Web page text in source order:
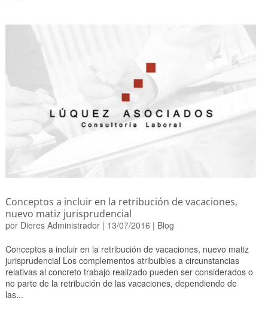
Conceptos a incluir en la retribución de vacaciones,
nuevo matiz jurisprudencial
por Dieres Administrador| 13/07/2016 | Blog
Conceptos a incluir en la retribución de vacaciones, nuevo matiz
jurisprudencial Los complementos atribuibles a circunstancias
relativas al concreto trabajo realizado pueden ser considerados o
no parte de la retribución de las vacaciones, dependiendo de
las...